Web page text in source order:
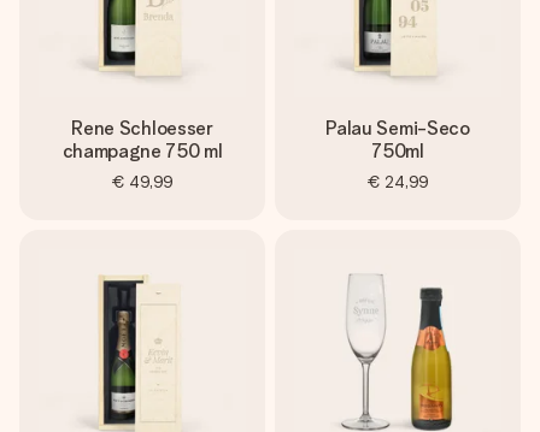
Rene Schloesser
champagne 750 ml
€ 49,99
Palau Semi-Seco
750ml
€ 24,99